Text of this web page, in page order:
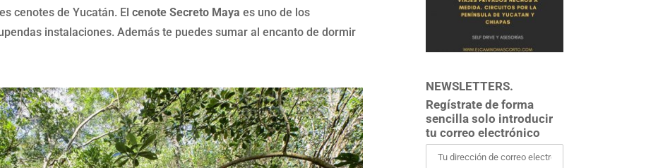
cenotes de Yucatán. Elcenote Secreto Maya es uno de los
instalaciones. Además te puedes sumar al encanto de dormir
NEWSLETTERS.
Regístrate de forma
sencilla solo introducir
tu correo electrónico